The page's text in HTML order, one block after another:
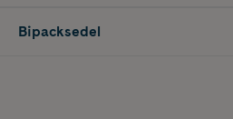
Bipacksedel